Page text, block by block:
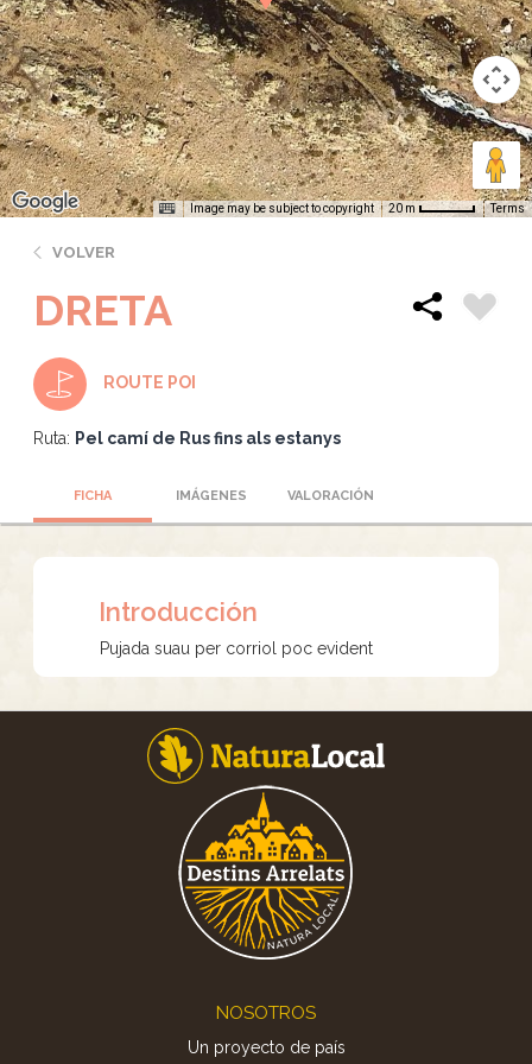
Image may be subject to copyright 20 m Terms
VOLVER
DRETA
ROUTE POI
Ruta: Pel camí de Rus fins als estanys
FICHA IMÁGENES VALORACIÓN
Introducción
Pujada suau per corriol poc evident
NOSOTROS
Un proyecto de país